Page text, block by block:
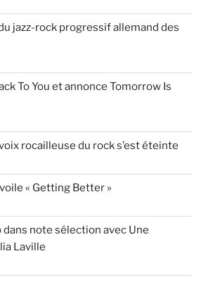
jazz-rock progressif allemand des
To You et annonce Tomorrow Is
rocailleuse du rock s’est éteinte
« Getting Better »
dans note sélection avec Une
Laville